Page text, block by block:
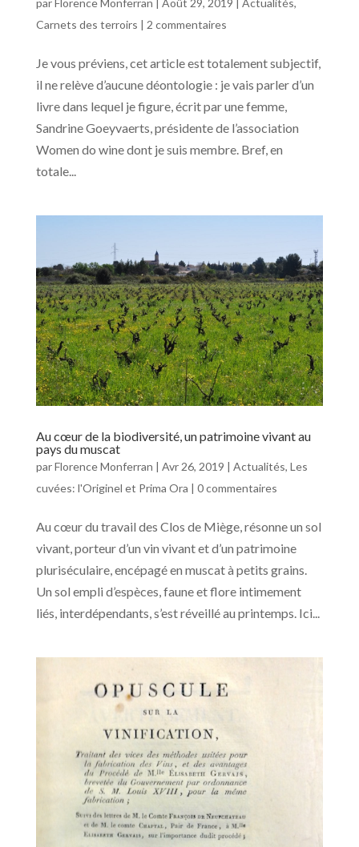
Carnets des terroirs | 2 commentaires
Je vous préviens, cet article est totalement subjectif,
il ne relève d’aucune déontologie : je vais parler d’un
livre dans lequel je figure, écrit par une femme,
Sandrine Goeyvaerts, présidente de l’association
Women do wine dont je suis membre. Bref, en
totale...
Au cœur de la biodiversité, un patrimoine vivant au
pays du muscat
parFlorence Monferran | Avr 26, 2019 | Actualités, Les
cuvées: l'Originel et Prima Ora | 0 commentaires
Au cœur du travail des Clos de Miège, résonne un sol
vivant, porteur d’un vin vivant et d’un patrimoine
pluriséculaire, encépagé en muscat à petits grains.
Un sol empli d’espèces, faune et flore intimement
liés, interdépendants, s’est réveillé au printemps. Ici...